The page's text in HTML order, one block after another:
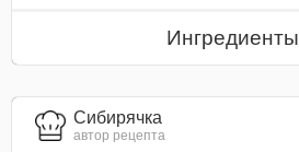
Ингредиенты
Сибирячка
автор рецепта